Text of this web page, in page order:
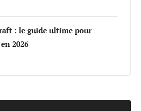
: le guide ultime pour
2026